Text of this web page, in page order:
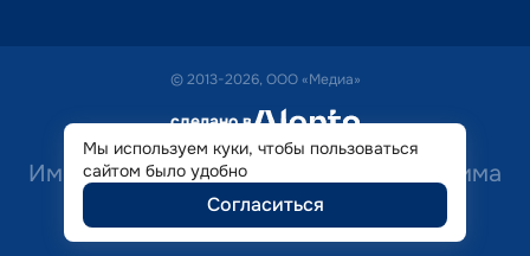
© 2013-2026, ООО «Медиа»
сделано в alente
Имеются противопоказания. Необходима
консультация специалиста.
Мы используем куки, чтобы пользоваться
сайтом было удобно
Согласиться